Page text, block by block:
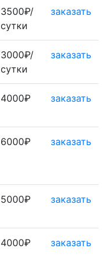
3500₽/
сутки
заказать
3000₽/
сутки
заказать
4000₽ заказать
6000₽ заказать
5000₽ заказать
4000₽ заказать